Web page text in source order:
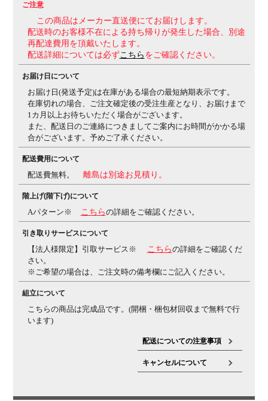
梱包サイズ
梱包重量 28.2kg
保証について 1～8年保証(部位により保証期間が変わります)
人日本オフィス家具協会(JOIFA)規定に基づく※詳しく
はこちら
組み立て 完成品
備考 ・ワイドタイプの固定式ヘッドレスト
適合商品
ご注意
この商品はメーカー直送便にてお届けします。
配送時のお客様不在による持ち帰りが発生した場合、別途
再配達費用を頂戴いたします。
配送詳細については必ずこちら をご確認ください。
お届け日について
お届け日(発送予定)は在庫がある場合の最短納期表示です。
在庫切れの場合、ご注文確定後の受注生産となり、お届けまで
1カ月以上お待ちいただく場合がございます。
また、配送日のご連絡につきましてご案内にお時間がかかる場
合がございます。予めご了承ください。
配送費用について
配送費無料。 離島は別途お見積り。
階上げ(階下げ)について
Aパターン※ こちらの詳細をご確認ください。
引き取りサービスについて
【法人様限定】引取サービス※ こちらの詳細をご確認くだ
さい。
※ご希望の場合は、ご注文時の備考欄にご記入ください。
組立について
こちらの商品は完成品です。(開梱・梱包材回収まで無料で行
います)
配送についての注意事項
キャンセルについて